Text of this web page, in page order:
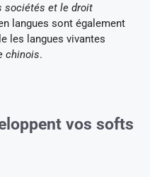
sociétés et le droit
langues sont également
les langues vivantes
chinois.
vos softs